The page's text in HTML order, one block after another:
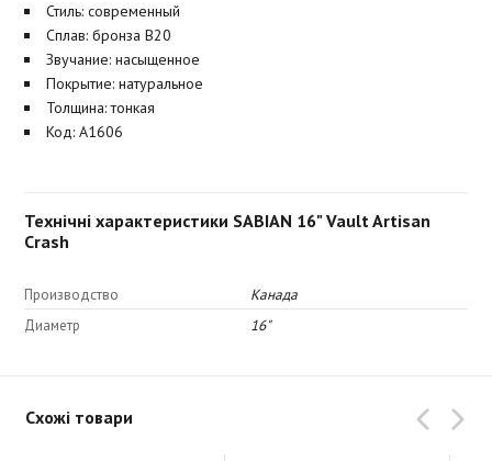
Стиль: современный
Сплав: бронза B20
Звучание: насыщенное
Покрытие: натуральное
Толщина: тонкая
Код: A1606
Технічні характеристики SABIAN 16" Vault Artisan
Crash
Производство
Канада
Диаметр
16"
Схожі товари